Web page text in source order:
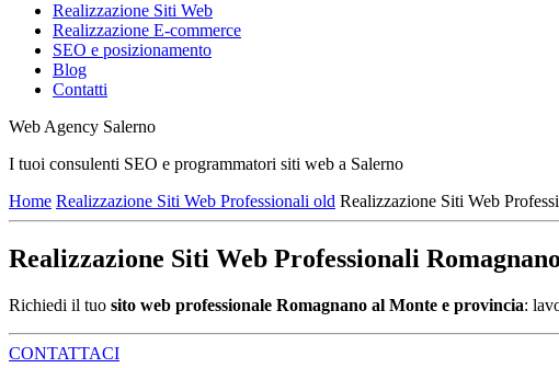
Realizzazione Siti Web
Realizzazione E-commerce
SEO e posizionamento
Blog
Contatti
Web Agency Salerno
I tuoi consulenti SEO e programmatori siti web a Salerno
Home Realizzazione Siti Web Professionali old Realizzazione Siti Web
Realizzazione Siti Web Professionali
Richiedi il tuo sito web professionale Romagnano al Monte e provincia:
CONTATTACI